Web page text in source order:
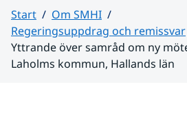
Start
Om SMHI
Regeringsuppdrag och remissvar
Yttrande över samråd om ny
Laholms kommun, Hallands län